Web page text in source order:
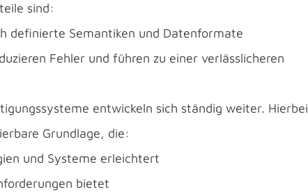
sind:
definierte Semantiken und Datenformate
Fehler und führen zu einer verlässlicheren
entwickeln sich ständig weiter. Hierbei
Grundlage, die:
und Systeme erleichtert
bietet